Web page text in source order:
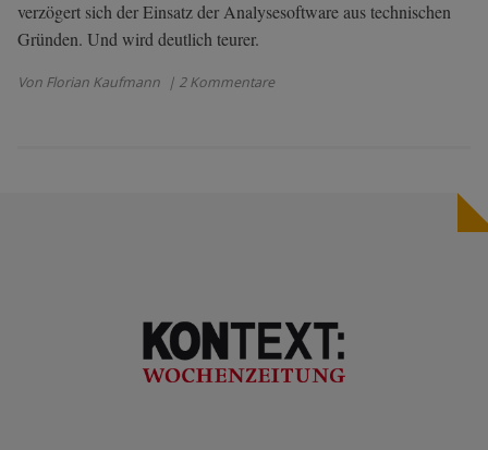
verzögert sich der Einsatz der Analysesoftware aus technischen
Gründen. Und wird deutlich teurer.
Von Florian Kaufmann | 2 Kommentare